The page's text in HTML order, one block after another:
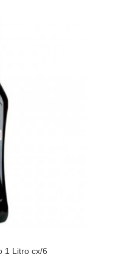
1 Litro cx/6